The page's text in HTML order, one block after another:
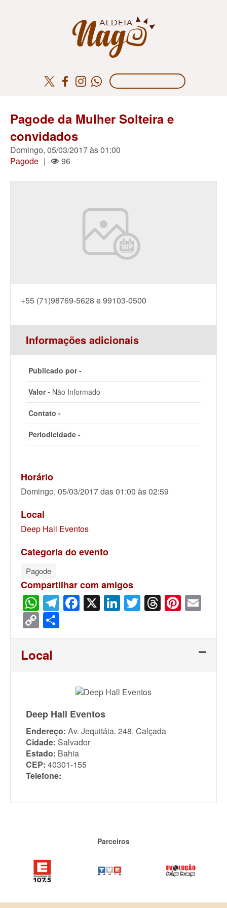
Pagode da Mulher Solteira e
convidados
Domingo, 05/03/2017 às 01:00
Pagode | 96
+55 (71)98769-5628 e 99103-0500
Informações adicionais
Publicado por -
Valor - Não Informado
Contato -
Periodicidade -
Horário
Domingo, 05/03/2017 das 01:00 às 02:59
Local
Deep Hall Eventos
Categoria do evento
Pagode
Compartilhar com amigos
WhatsApp
Telegram
Facebook
X LinkedIn
Twitter
Threads
Copy
Link
Local
Deep Hall Eventos
Endereço: Av. Jequitáia. 248. Calçada
Cidade: Salvador
Estado: Bahia
CEP: 40301-155
Telefone:
Parceiros